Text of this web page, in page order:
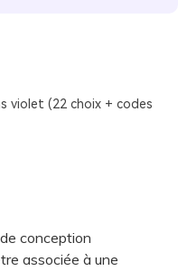
violet (22 choix + codes
conception
associée à une